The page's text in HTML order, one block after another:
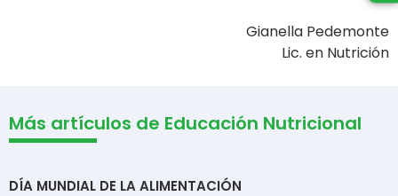
Gianella Pedemonte
Lic. en Nutrición
Más artículos de Educación Nutricional
DÍA MUNDIAL DE LA ALIMENTACIÓN